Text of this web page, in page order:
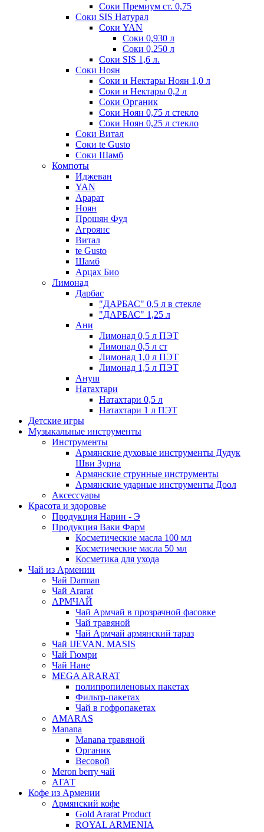
Соки Премиум ст. 0,75
Соки SIS Натурал
Соки YAN
Соки 0,930 л
Соки 0,250 л
Соки SIS 1,6 л.
Соки Ноян
Соки и Нектары Ноян 1,0 л
Соки и Нектары 0,2 л
Соки Органик
Соки Ноян 0,75 л стекло
Соки Ноян 0,25 л стекло
Соки Витал
Соки te Gusto
Соки Шамб
Компоты
Иджеван
YAN
Арарат
Ноян
Прошян Фуд
Агроянс
Витал
te Gusto
Шамб
Арцах Био
Лимонад
Дарбас
"ДАРБАС" 0,5 л в стекле
"ДАРБАС" 1,25 л
Ани
Лимонад 0,5 л ПЭТ
Лимонад 0,5 л ст
Лимонад 1,0 л ПЭТ
Лимонад 1,5 л ПЭТ
Ануш
Натахтари
Натахтари 0,5 л
Натахтари 1 л ПЭТ
Детские игры
Музыкальные инструменты
Инструменты
Армянские духовые инструменты Дудук
Шви Зурна
Армянские струнные инструменты
Армянские ударные инструменты Доол
Аксессуары
Красота и здоровье
Продукция Нарин - Э
Продукция Ваки Фарм
Косметические масла 100 мл
Косметические масла 50 мл
Косметика для ухода
Чай из Армении
Чай Darman
Чай Ararat
АРМЧАЙ
Чай Армчай в прозрачной фасовке
Чай травяной
Чай Армчай армянский тараз
Чай IJEVAN. MASIS
Чай Гюмри
Чай Нане
MEGA ARARAT
полипропиленовых пакетах
Фильтр-пакетах
Чай в гофропакетах
AMARAS
Manana
Manana травяной
Органик
Весовой
Meron berry чай
АГАТ
Кофе из Армении
Армянский кофе
Gold Ararat Product
ROYAL ARMENIA